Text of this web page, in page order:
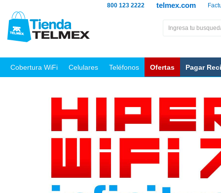
telmex.com
800 123 2222
Cobertura WiFi Celulares Teléfonos Ofertas Pagar